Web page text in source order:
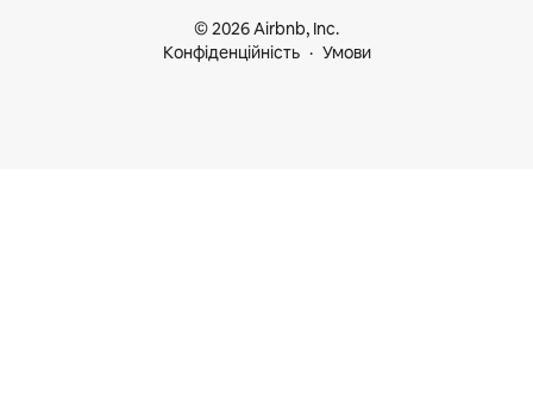
© 2026 Airbnb, Inc.
Конфіденційність
Умови